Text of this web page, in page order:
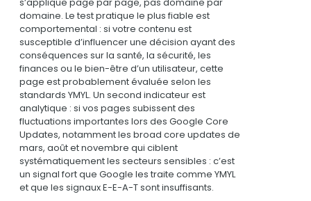
domaine. Le test pratique le plus fiable est
comportemental : si votre contenu est
susceptible d’influencer une décision ayant des
conséquences sur la santé, la sécurité, les
finances ou le bien-être d’un utilisateur, cette
page est probablement évaluée selon les
standards YMYL. Un second indicateur est
analytique : si vos pages subissent des
fluctuations importantes lors des Google Core
Updates, notamment les broad core updates de
mars, août et novembre qui ciblent
systématiquement les secteurs sensibles : c’est
un signal fort que Google les traite comme YMYL
et que les signaux E-E-A-T sont insuffisants.